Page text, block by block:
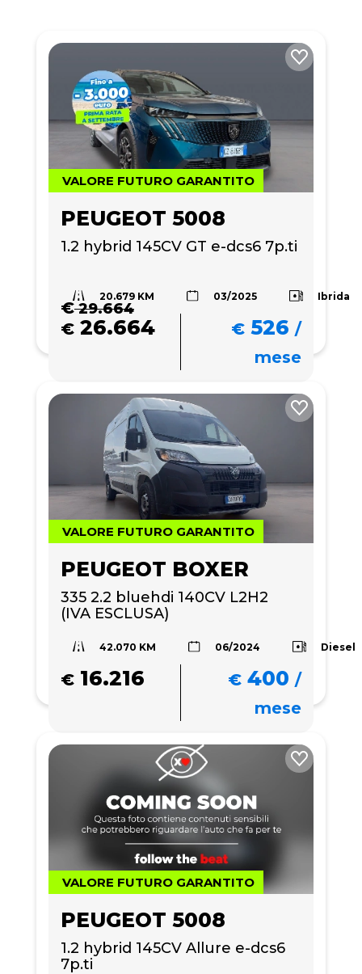
VALORE FUTURO GARANTITO
PEUGEOT 5008
1.2 hybrid 145CV GT e-dcs6 7p.ti
20.679 KM 03/2025 Ibrida
€29.664
€ 26.664 € 526 /
mese
VALORE FUTURO GARANTITO
PEUGEOT BOXER
335 2.2 bluehdi 140CV L2H2
(IVA ESCLUSA)
42.070 KM 06/2024 Diesel
€ 16.216 € 400 /
mese
VALORE FUTURO GARANTITO
PEUGEOT 5008
1.2 hybrid 145CV Allure e-dcs6
7p.ti